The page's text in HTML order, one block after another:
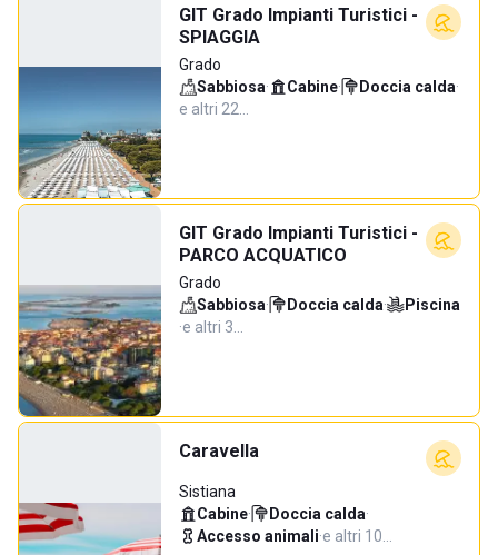
GIT Grado Impianti Turistici -
SPIAGGIA
Grado
Sabbiosa· Cabine· Doccia calda·
e altri 22…
GIT Grado Impianti Turistici -
PARCO ACQUATICO
Grado
Sabbiosa· Doccia calda·
Piscina
·e altri 3…
Caravella
Sistiana
Cabine· Doccia calda·
Accesso animali·e altri 10…